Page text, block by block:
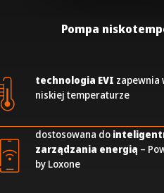
technologia EVI zapewnia
niskiej temperaturze
dostosowana do
zarządzania energią –
by Loxone
Pompa